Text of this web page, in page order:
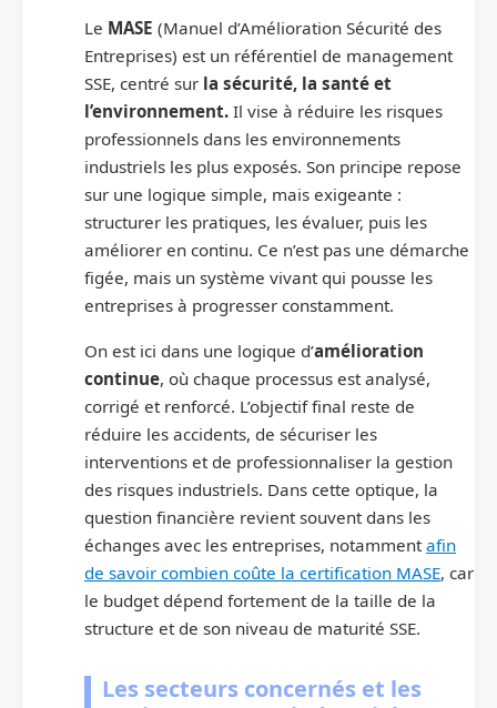
Le MASE (Manuel d’Amélioration Sécurité des
Entreprises) est un référentiel de management
SSE, centré sur la sécurité, la santé et
l’environnement. Il vise à réduire les risques
professionnels dans les environnements
industriels les plus exposés. Son principe repose
sur une logique simple, mais exigeante :
structurer les pratiques, les évaluer, puis les
améliorer en continu. Ce n’est pas une démarche
figée, mais un système vivant qui pousse les
entreprises à progresser constamment.
On est ici dans une logique d’amélioration
continue, où chaque processus est analysé,
corrigé et renforcé. L’objectif final reste de
réduire les accidents, de sécuriser les
interventions et de professionnaliser la gestion
des risques industriels. Dans cette optique, la
question financière revient souvent dans les
échanges avec les entreprises, notamment afin
de savoir combien coûte la certification MASE, car
le budget dépend fortement de la taille de la
structure et de son niveau de maturité SSE.
Les secteurs concernés et les